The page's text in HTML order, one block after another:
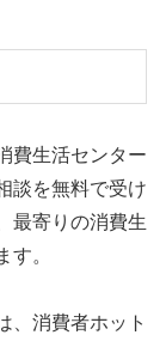
費生活センター
談を無料で受け
最寄りの消費生
す。
、消費者ホット